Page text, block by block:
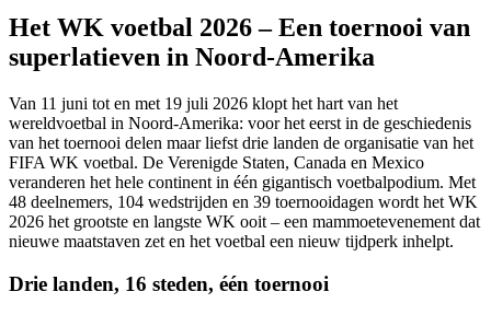
Het WK voetbal 2026 – Een toernooi van
superlatieven in Noord-Amerika
Van 11 juni tot en met 19 juli 2026 klopt het hart van het
wereldvoetbal in Noord-Amerika: voor het eerst in de geschiedenis
van het toernooi delen maar liefst drie landen de organisatie van het
FIFA WK voetbal. De Verenigde Staten, Canada en Mexico
veranderen het hele continent in één gigantisch voetbalpodium. Met
48 deelnemers, 104 wedstrijden en 39 toernooidagen wordt het WK
2026 het grootste en langste WK ooit – een mammoetevenement dat
nieuwe maatstaven zet en het voetbal een nieuw tijdperk inhelpt.
Drie landen, 16 steden, één toernooi